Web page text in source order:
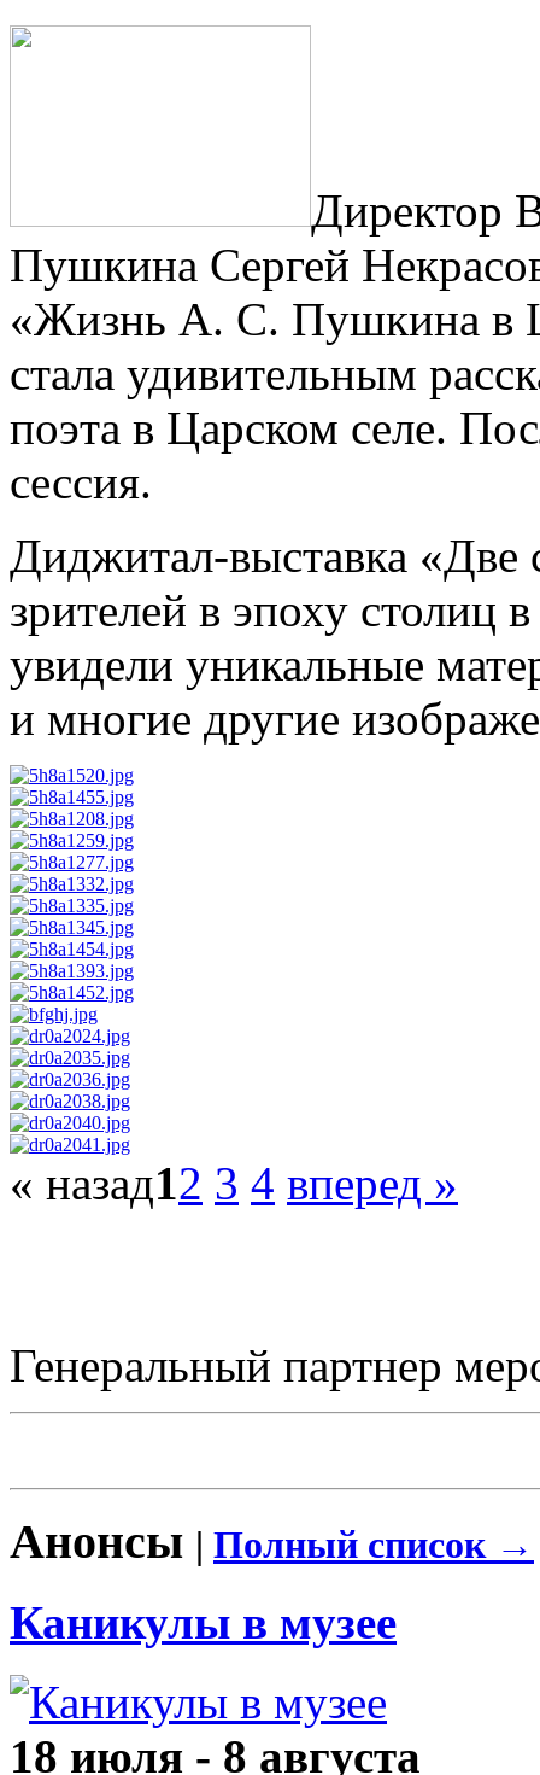
Директор
Пушкина Сергей
«Жизнь А. С. Пушкина в
стала удивительным
поэта в Царском селе.
сессия.
Диджитал-выставка «Две
зрителей в эпоху столиц
увидели уникальные
и многие другие
« назад12 3 4 вперед »
Генеральный партнер
Анонсы | Полный список →
Каникулы в музее
18 июля - 8 августа